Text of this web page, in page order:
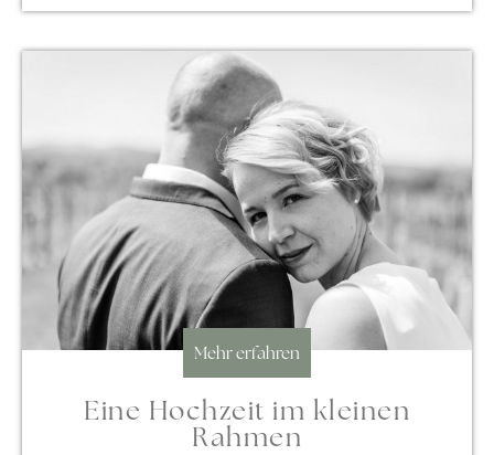
Mehr erfahren
Eine Hochzeit im kleinen
Rahmen